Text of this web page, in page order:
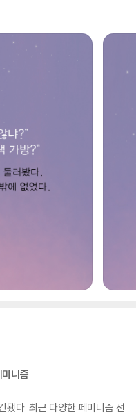
니즘
됐다. 최근 다양한 페미니즘 선